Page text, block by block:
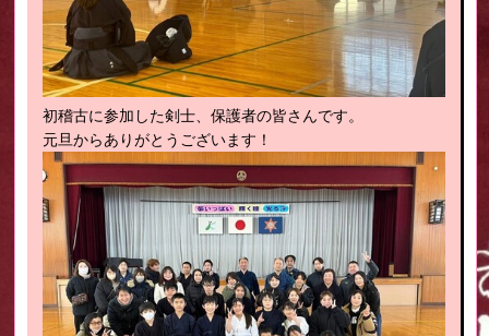
初稽古に参加した剣士、保護者の皆さんです。
元旦からありがとうございます！